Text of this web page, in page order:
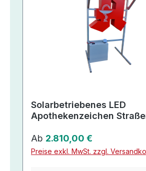
Solarbetriebenes LED
Apothekenzeichen
Regulärer Preis:
Ab 2.810,00 €
Preise exkl. MwSt. zzgl.